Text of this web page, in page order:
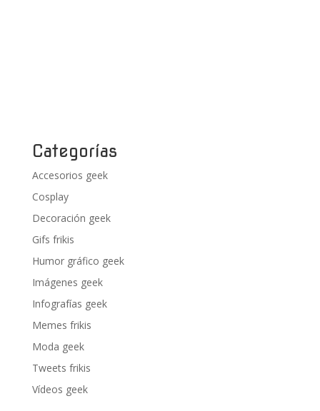
Categorías
Accesorios geek
Cosplay
Decoración geek
Gifs frikis
Humor gráfico geek
Imágenes geek
Infografías geek
Memes frikis
Moda geek
Tweets frikis
Vídeos geek